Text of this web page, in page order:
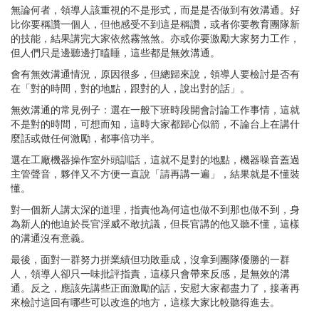
無論何者，領導人該重視的不是形式，而是是否做到有效溝通。好
比你要稱讚一個人，但他感受不到這是稱讚，或者你要教育團隊新
的技能，結果講完大家依然霧煞煞。亦或你要激勵大家努力工作，
但人們只是邊聽邊打瞌睡，這些都是無效溝通。
會有無效溝通情況，原因很多，但總歸來說，領導人要檢討是否有
在「對的時間，對的地點，跟對的人，說出對的話」。
無效溝通的常見例子：選在一般下班時段開會討論工作事情，這就
不是對的時間，可想而知，這時大家都歸心似箭，不論台上在講什
麼話或做任何激勵，都事倍功半。
選在工廠機器操作室外頭訓話，這就不是對的地點，機器噪音蓋過
主管聲音，夥伴又不方便一直說「請再講一遍」，結果就是不懂裝
懂。
對一個新人講太深的道理，指責他為何這也做不到那也做不到，身
為新人的他迫於長官淫威不敢抗議，但長官講的他又聽不懂，這樣
的溝通沒有意義。
最後，面對一群努力拼業績但功敗垂成，沒拿到團隊優勝的一群
人，領導人卻只一味批評指責，這樣只會帶來反感，是無效的溝
通。反之，應該先講些正面激勵的話，安慰大家都盡力了，接著再
來檢討這回有哪些可以改進的地方，這樣大家比較聽得進去。